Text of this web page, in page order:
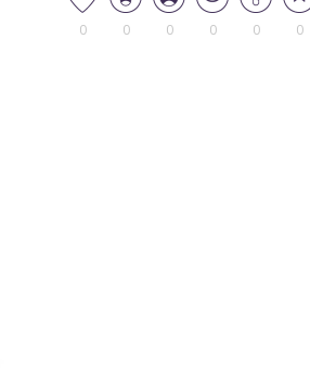
0 0 0 0 0 0